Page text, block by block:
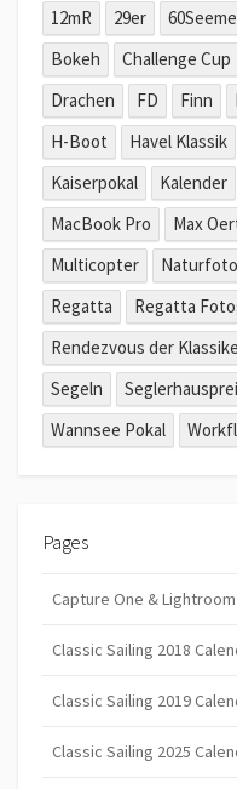
12mR 29er
Bokeh
Challenge Cup
Drachen
FD Finn
H-Boot
Havel Klassik
Kaiserpokal
Kalender
MacBook Pro
Max
Multicopter
Regatta
Regatta
Rendezvous der
Segeln
Wannsee Pokal
Pages
Capture One &
Classic Sailing 2018
Classic Sailing 2019
Classic Sailing 2025